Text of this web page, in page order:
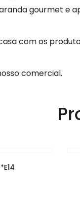
gourmet e
com os
comercial.